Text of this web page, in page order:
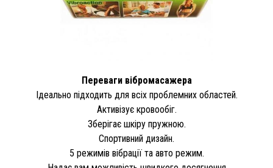
Переваги вібромасажера
Ідеально підходить для всіх проблемних областей.
Активізує кровообіг.
Зберігає шкіру пружною.
Спортивний дизайн.
5 режимів вібрації та авто режим.